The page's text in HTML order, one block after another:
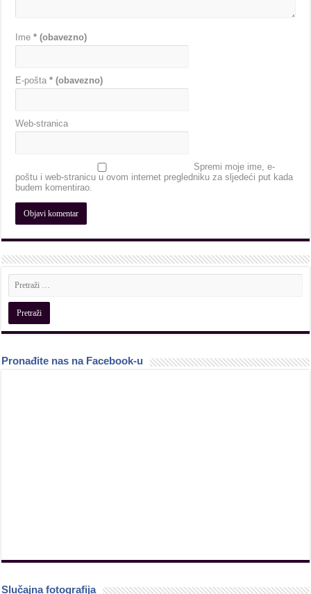
Ime* (obavezno)
E-pošta* (obavezno)
Web-stranica
Spremi moje ime, e-
poštu i web-stranicu u ovom internet pregledniku za sljedeći put kada
budem komentirao.
Pronađite nas na Facebook-u
Slučajna fotografija